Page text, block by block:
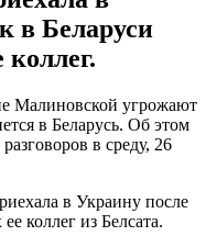
в Беларуси
Малиновской угрожают
в Беларусь. Об этом
в среду, 26
в Украину после
коллег из Белсата.